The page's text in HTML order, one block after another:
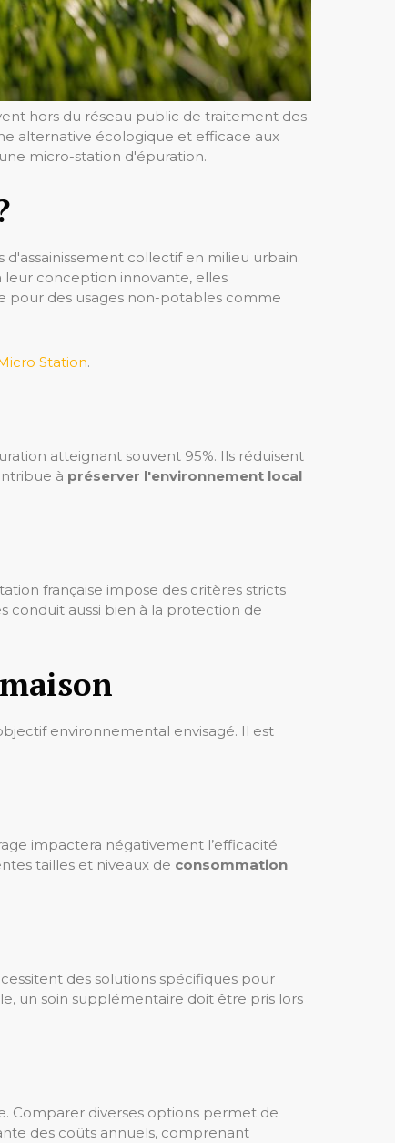
hors du réseau public de traitement des
alternative écologique et efficace aux
micro-station d'épuration.
collectif en milieu urbain.
leur conception innovante, elles
pour des usages non-potables comme
Station.
atteignant souvent 95%. Ils réduisent
à préserver l'environnement local
française impose des critères stricts
conduit aussi bien à la protection de
environnemental envisagé. Il est
impactera négativement l’efficacité
tailles et niveaux de consommation
des solutions spécifiques pour
un soin supplémentaire doit être pris lors
Comparer diverses options permet de
des coûts annuels, comprenant